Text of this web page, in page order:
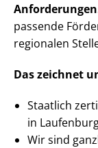
Anforderungen
passende
regionalen
Das zeichnet
Staatlich
in
Wir sind